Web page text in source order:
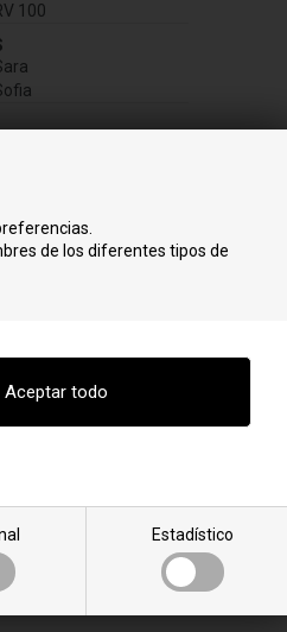
de los diferentes tipos de
Estadístico
100